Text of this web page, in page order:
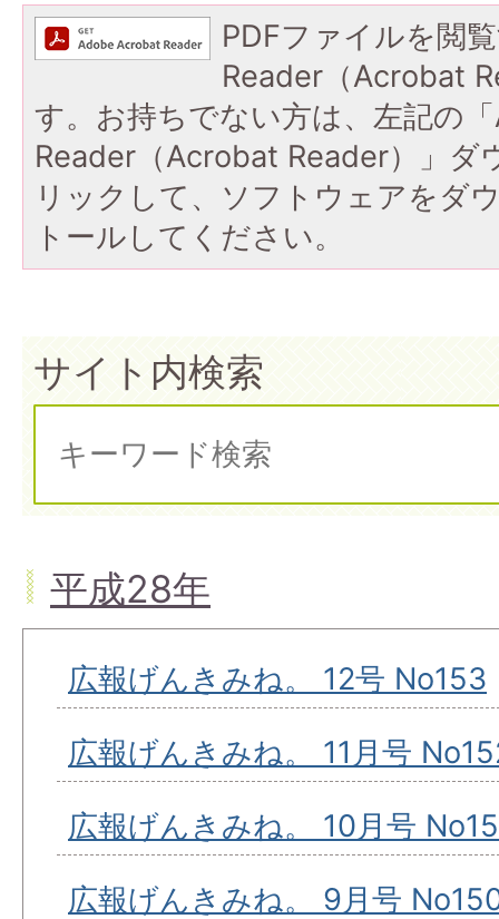
PDFファイルを閲
Reader（Acrobat
す。お持ちでない方は、左記の
Reader（Acrobat Reader）」ダ
リックして、ソフトウェアをダ
トールしてください。
サイト内検索
平成28年
広報げんきみね。 12号 No153
広報げんきみね。 11月号
広報げんきみね。 10月号
広報げんきみね。 9月号